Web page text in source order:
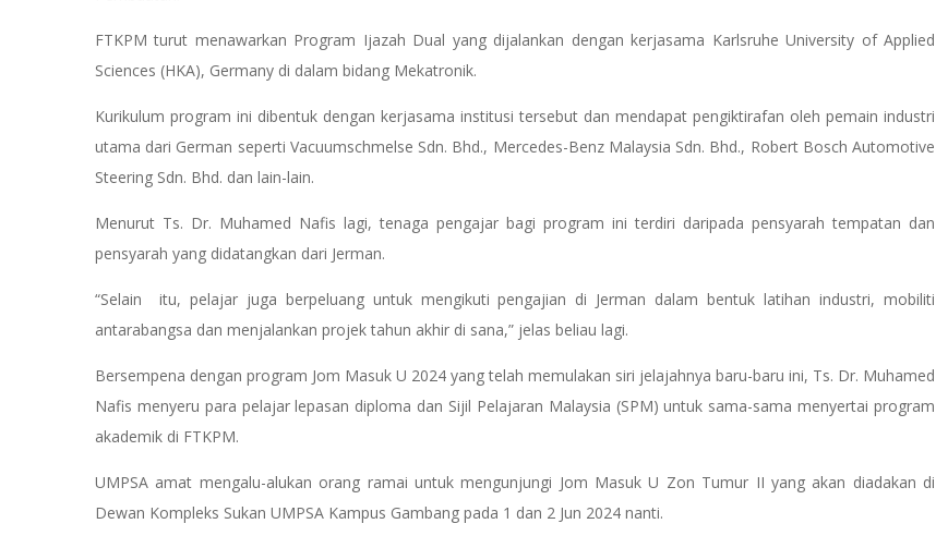
FTKPM turut menawarkan Program Ijazah Dual yang dijalankan dengan kerjasama Karlsruhe University of Applied
Sciences (HKA), Germany di dalam bidang Mekatronik.
Kurikulum program ini dibentuk dengan kerjasama institusi tersebut dan mendapat pengiktirafan oleh pemain industri
utama dari German seperti Vacuumschmelse Sdn. Bhd., Mercedes-Benz Malaysia Sdn. Bhd., Robert Bosch Automotive
Steering Sdn. Bhd. dan lain-lain.
Menurut Ts. Dr. Muhamed Nafis lagi, tenaga pengajar bagi program ini terdiri daripada pensyarah tempatan dan
pensyarah yang didatangkan dari Jerman.
“Selain itu, pelajar juga berpeluang untuk mengikuti pengajian di Jerman dalam bentuk latihan industri, mobiliti
antarabangsa dan menjalankan projek tahun akhir di sana,” jelas beliau lagi.
Bersempena dengan program Jom Masuk U 2024 yang telah memulakan siri jelajahnya baru-baru ini, Ts. Dr. Muhamed
Nafis menyeru para pelajar lepasan diploma dan Sijil Pelajaran Malaysia (SPM) untuk sama-sama menyertai program
akademik di FTKPM.
UMPSA amat mengalu-alukan orang ramai untuk mengunjungi Jom Masuk U Zon Tumur II yang akan diadakan di
Dewan Kompleks Sukan UMPSA Kampus Gambang pada 1 dan 2 Jun 2024 nanti.